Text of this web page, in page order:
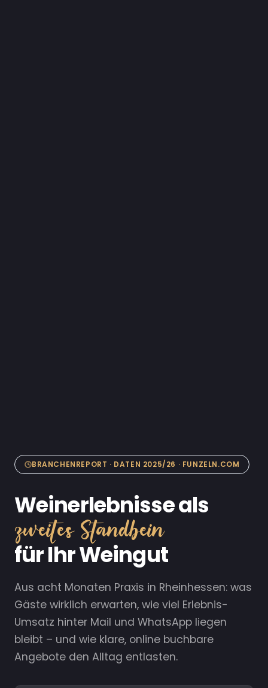
BRANCHENREPORT · DATEN 2025/26 · FUNZELN.COM
Weinerlebnisse als
zweites Standbein
für Ihr Weingut
Aus acht Monaten Praxis in Rheinhessen: was
Gäste wirklich erwarten, wie viel Erlebnis-
Umsatz hinter Mail und WhatsApp liegen
bleibt – und wie klare, online buchbare
Angebote den Alltag entlasten.